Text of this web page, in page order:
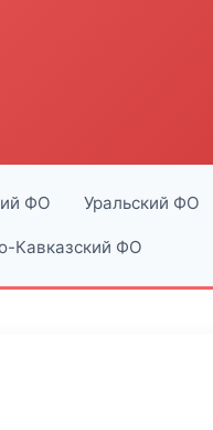
ФО Уральский ФО
Кавказский ФО